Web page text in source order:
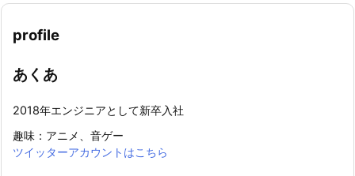
profile
あくあ
2018年エンジニアとして新卒入社
趣味：アニメ、音ゲー
ツイッターアカウントはこちら